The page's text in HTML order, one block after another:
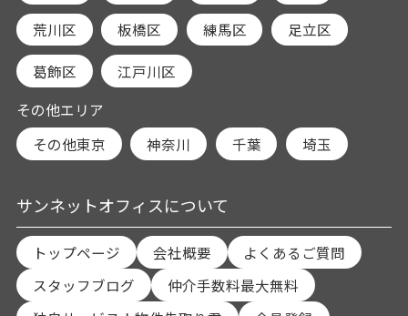
荒川区 板橋区 練馬区 足立区
葛飾区
江戸川区
その他エリア
その他東京
神奈川 千葉 埼玉
サンネットオフィスについて
トップページ 会社概要
よくあるご質問
スタッフブログ
仲介手数料最大無料